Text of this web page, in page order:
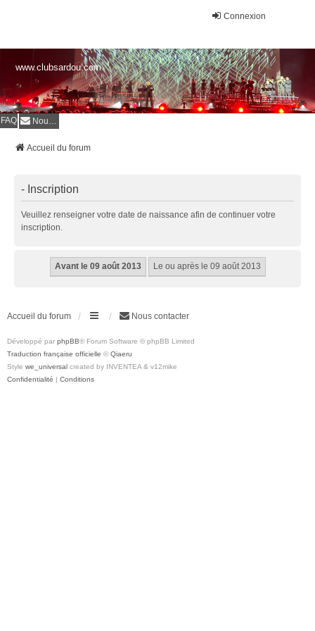
Connexion
www.clubsardou.com
FAQ Nous contacter
Accueil du forum
- Inscription
Veuillez renseigner votre date de naissance afin de continuer votre
inscription.
Accueil du forum Nous contacter
Développé par phpBB® Forum Software © phpBB Limited
Traduction française officielle © Qiaeru
Style we_universal created by INVENTEA & v12mike
Confidentialité | Conditions